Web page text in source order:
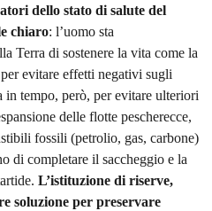
dello stato di salute del
chiaro: l’uomo sta
Terra di sostenere la vita come la
evitare effetti negativi sugli
in tempo, però, per evitare ulteriori
delle flotte pescherecce,
fossili (petrolio, gas, carbone)
di completare il saccheggio e la
L’istituzione di riserve,
soluzione per preservare